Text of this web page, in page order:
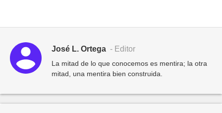
José L. Ortega - Editor
La mitad de lo que conocemos es mentira; la otra
mitad, una mentira bien construida.